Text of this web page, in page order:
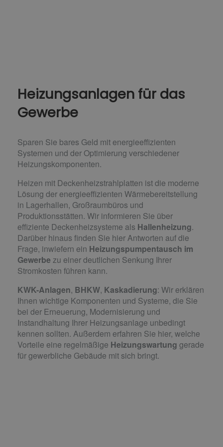
Heizungsanlagen für das
Gewerbe
Sparen Sie bares Geld mit energieeffizienten
Systemen und der Optimierung verschiedener
Heizungs­komponenten.
Heizen mit Deckenheizstrahlplatten ist die moderne
Lösung der energieeffizienten Wärmebereitstellung
in Lagerhallen, Großraumbüros und
Produktionsstätten. Wir informieren Sie über
effiziente Deckenheizsysteme als Hallenheizung.
Darüber hinaus finden Sie hier Antworten auf die
Frage, inwiefern ein Heizungspumpentausch im
Gewerbe zu einer deutlichen Senkung Ihrer
Stromkosten führen kann.
KWK-Anlagen, BHKW, Kaskadierung: Wir erklären
Ihnen wichtige Komponenten und Systeme, die Sie
bei der Erneuerung, Modernisierung und
Instandhaltung Ihrer Heizungsanlage unbedingt
kennen sollten. Außerdem erfahren Sie hier, welche
Vorteile eine regelmäßige Heizungswartung gerade
für gewerbliche Gebäude mit sich bringt.